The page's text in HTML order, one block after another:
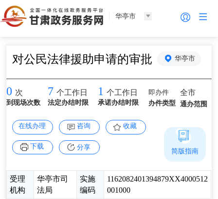
华亭市
对公民法律援助申请的审批 华亭市
0 次
到现场次数
7 个工作日
法定办结时限
1 个工作日
承诺办结时限
即办件
办件类型
全市
通办范围
在线办理 咨询 收藏
下载 分享
受理
机构
华亭市司
法局
实施
编码
1162082401394879XX4000512
001000
简版指南